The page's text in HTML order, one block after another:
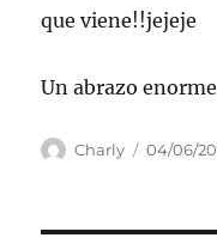
que viene!!jejeje
Un abrazo
Autor
Charly 04/06/